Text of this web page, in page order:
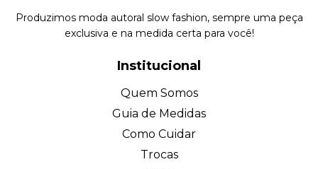
Produzimos moda autoral slow fashion, sempre uma peça
exclusiva e na medida certa para você!
Institucional
Quem Somos
Guia de Medidas
Como Cuidar
Trocas